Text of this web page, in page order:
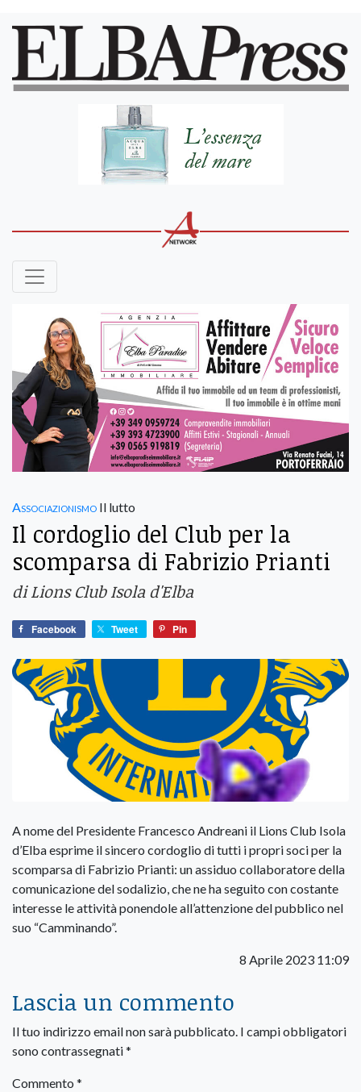
Associazionismo Il lutto
Il cordoglio del Club per la
scomparsa di Fabrizio Prianti
di Lions Club Isola d'Elba
Facebook Tweet Pin
A nome del Presidente Francesco Andreani il Lions Club Isola
d’Elba esprime il sincero cordoglio di tutti i propri soci per la
scomparsa di Fabrizio Prianti: un assiduo collaboratore della
comunicazione del sodalizio, che ne ha seguito con costante
interesse le attività ponendole all’attenzione del pubblico nel
suo “Camminando”.
8 Aprile 2023 11:09
Lascia un commento
Il tuo indirizzo email non sarà pubblicato. I campi obbligatori
sono contrassegnati*
Commento *